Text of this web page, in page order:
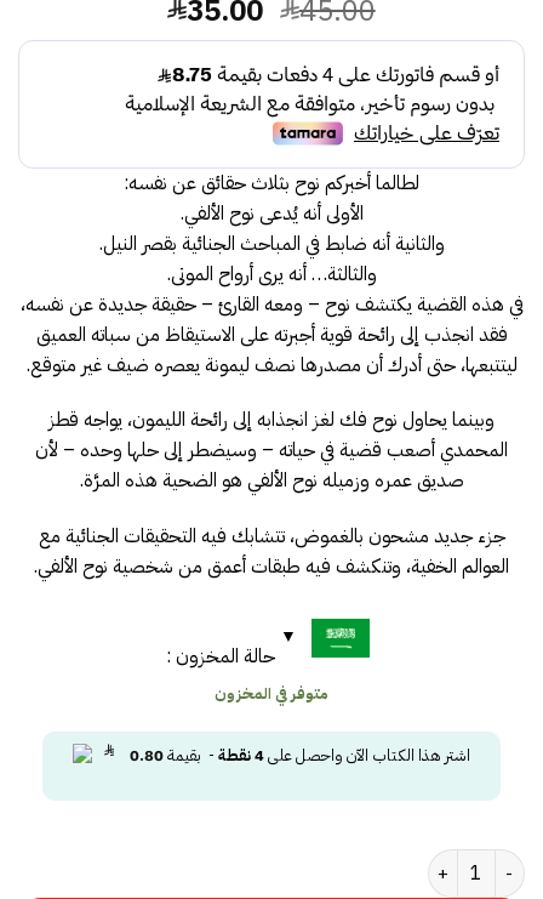
45.00 السعر
الأصلي
هو:
45.00.
35.00 السعر
الحالي
هو:
35.00.
لطالما أخبركم نوح بثلاث حقائق عن نفسه:
الأولى أنه يُدعى نوح الألفي.
والثانية أنه ضابط في المباحث الجنائية بقصر النيل.
والثالثة… أنه يرى أرواح الموتى.
في هذه القضية يكتشف نوح – ومعه القارئ – حقيقة جديدة عن نفسه،
فقد انجذب إلى رائحة قوية أجبرته على الاستيقاظ من سباته العميق
ليتتبعها، حتى أدرك أن مصدرها نصف ليمونة يعصره ضيف غير متوقع.
وبينما يحاول نوح فك لغز انجذابه إلى رائحة الليمون، يواجه قطز
المحمدي أصعب قضية في حياته – وسيضطر إلى حلها وحده – لأن
صديق عمره وزميله نوح الألفي هو الضحية هذه المرَّة.
جزء جديد مشحون بالغموض، تتشابك فيه التحقيقات الجنائية مع
العوالم الخفية، وتنكشف فيه طبقات أعمق من شخصية نوح الألفي.
حالة المخزون :
متوفر في المخزون
اشتر هذا الكتاب الآن واحصل على4نقطة- بقيمة0.80
كمية قضية مخالب القط (تحقيقات نوح الألفي 5)